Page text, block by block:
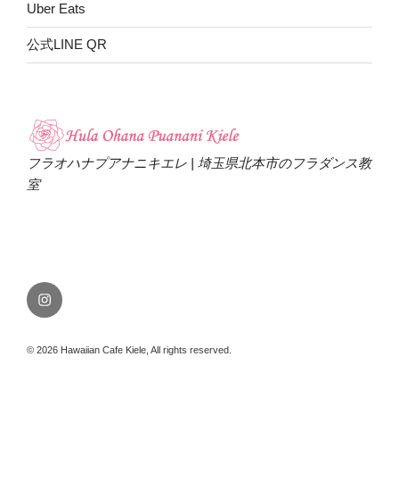
Uber Eats
公式LINE QR
フラオハナプアナニキエレ | 埼玉県北本市のフラダンス教
室
Instagram
© 2026 Hawaiian Cafe Kiele, All rights reserved.